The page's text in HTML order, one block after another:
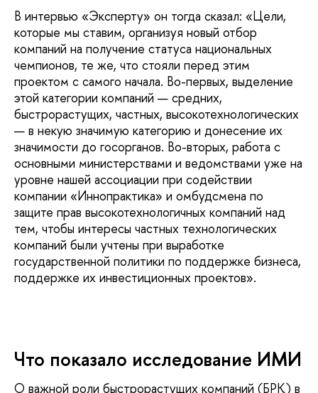
В интервью «Эксперту» он тогда сказал: «Цели,
которые мы ставим, организуя новый отбор
компаний на получение статуса национальных
чемпионов, те же, что стояли перед этим
проектом с самого начала. Во-первых, выделение
этой категории компаний — средних,
быстрорастущих, частных, высокотехнологических
— в некую значимую категорию и донесение их
значимости до госорганов. Во-вторых, работа с
основными министерствами и ведомствами уже на
уровне нашей ассоциации при содействии
компании «Иннопрактика» и омбудсмена по
защите прав высокотехнологичных компаний над
тем, чтобы интересы частных технологических
компаний были учтены при выработке
государственной политики по поддержке бизнеса,
поддержке их инвестиционных проектов».
Что показало исследование ИМИ
О важной роли быстрорастущих компаний (БРК) в